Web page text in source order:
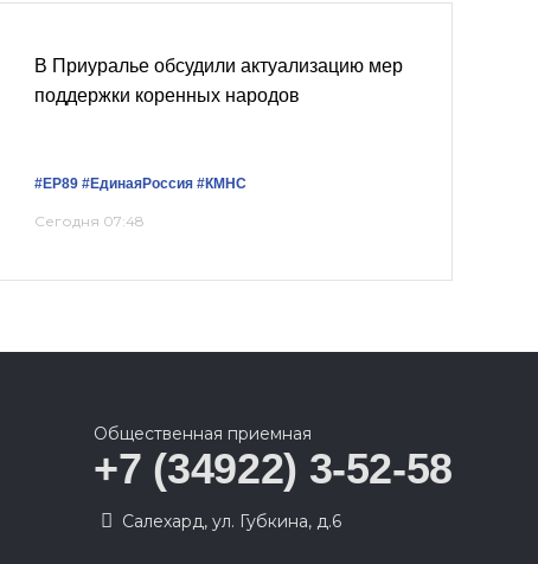
В Приуралье обсудили актуализацию мер
поддержки коренных народов
#ЕР89 #ЕдинаяРоссия #КМНС
Сегодня 07:48
Общественная приемная
+7 (34922) 3-52-58
Салехард, ул. Губкина, д.6